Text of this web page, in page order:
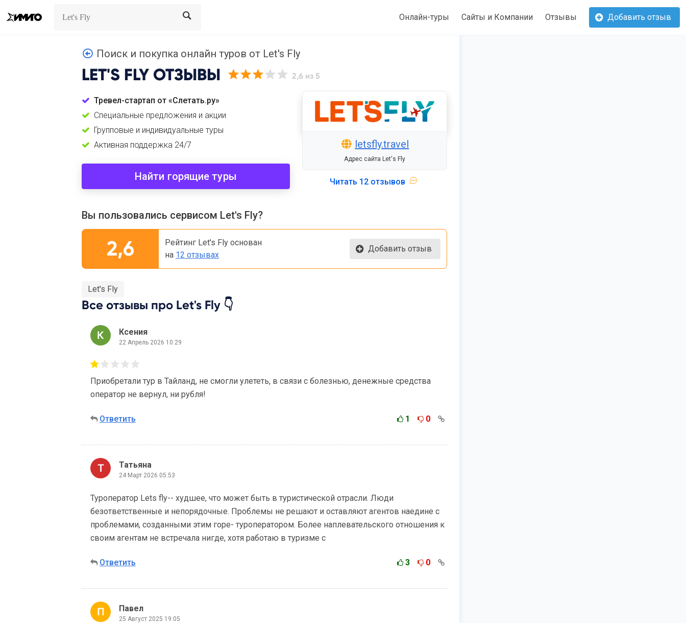
Search Онлайн-туры Сайты и Компании Отзывы Добавить отзыв
Поиск и покупка онлайн туров от Let's Fly
LET'S FLY ОТЗЫВЫ 2,6 из 5
Тревел-стартап от «Слетать.ру»
Специальные предложения и акции
Групповые и индивидуальные туры
Активная поддержка 24/7
Найти горящие туры
letsfly.travel
Адрес сайта Let's Fly
Читать 12 отзывов
Вы пользовались сервисом Let's Fly?
2,6
Рейтинг Let's Fly основан
на 12 отзывах
Добавить отзыв
Let's Fly
Все отзывы про Let's Fly 👇
Ксения
22 Апрель 2026 10:29
Приобретали тур в Тайланд, не смогли улететь, в связи с болезнью, денежные средства
оператор не вернул, ни рубля!
Ответить 1 0
Татьяна
24 Март 2026 05:53
Туроператор Lets fly-- худшее, что может быть в туристической отрасли. Люди
безответственные и непорядочные. Проблемы не решают и оставляют агентов наедине с
проблемами, созданными этим горе- туроператором. Более наплевательского отношения к
своим агентам не встречала нигде, хотя работаю в туризме с
Ответить 3 0
Павел
25 Август 2025 19:05